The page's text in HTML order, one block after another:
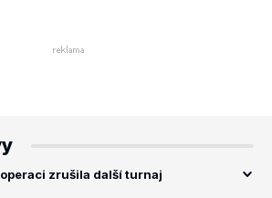
zrušila další turnaj